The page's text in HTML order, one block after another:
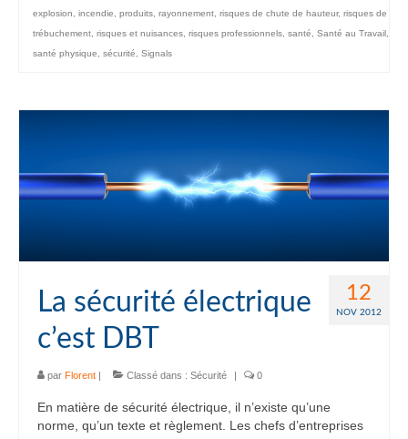
explosion
incendie produits rayonnement risques de chute de hauteur, risques de
trébuchement risques et nuisances risques professionnels santé Santé au Travail
santé physique
sécurité Signals
12
NOV 2012
La sécurité électrique
c’est DBT
par Florent | Classé dans : Sécurité | 0
En matière de sécurité électrique, il n’existe qu’une
norme, qu’un texte et règlement. Les chefs d’entreprises